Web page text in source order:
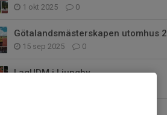
1 okt 2025 0
Götalandsmästerskapen utomhus
15 sep 2025 0
LagUDM i Ljungby